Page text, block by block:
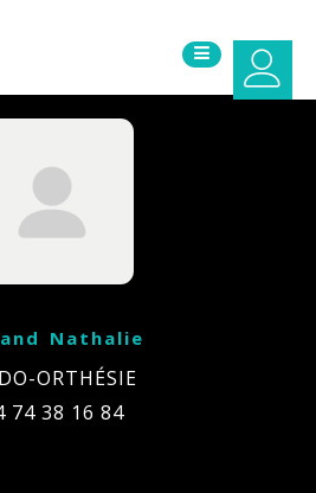
Nathalie
ORTHÉSIE
74 38 16 84